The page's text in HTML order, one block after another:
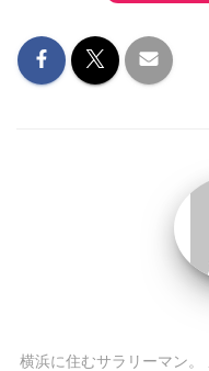
横浜に住むサラリーマン。